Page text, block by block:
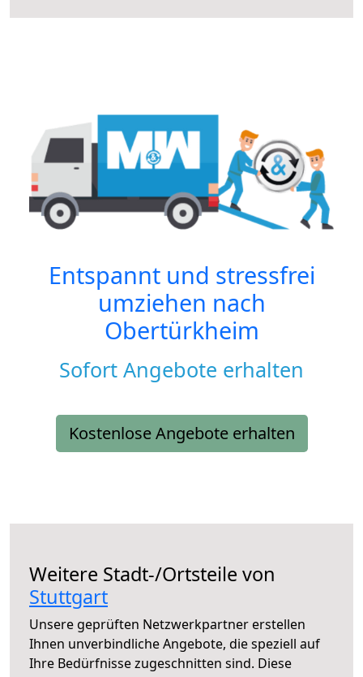
Entspannt und stressfrei
umziehen nach
Obertürkheim
Sofort Angebote erhalten
Kostenlose Angebote erhalten
Weitere Stadt-/Ortsteile von
Stuttgart
Unsere geprüften Netzwerkpartner erstellen
Ihnen unverbindliche Angebote, die speziell auf
Ihre Bedürfnisse zugeschnitten sind. Diese